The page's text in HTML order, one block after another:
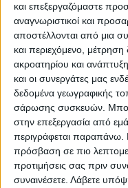
και επεξεργαζόμαστε
αναγνωριστικοί και
αποστέλλονται από μια
και περιεχόμενο,
ακροατηρίου και
και οι συνεργάτες μας
δεδομένα γεωγραφικής
σάρωσης συσκευών.
στην επεξεργασία από
περιγράφεται παραπάνω.
πρόσβαση σε πιο
προτιμήσεις σας πριν
συναινέσετε. Λάβετε
Η Αρχαιότερη